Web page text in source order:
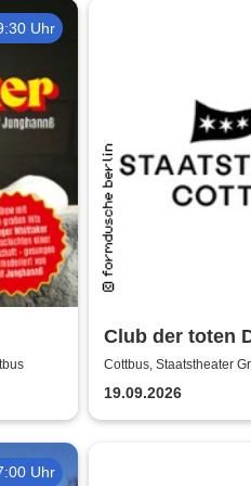
Uhr
Club der toten
Staatstheater
Cottbus, Staatstheater
19.09.2026
Uhr